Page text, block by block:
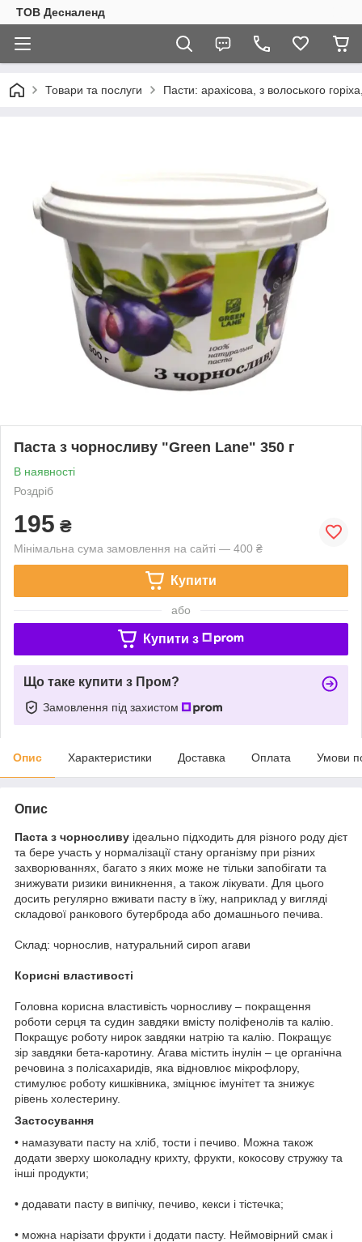
ТОВ Десналенд
Товари та послуги Пасти: арахісова, з волоського
Паста з чорносливу "Green Lane" 350 г
В наявності
Роздріб
195 ₴
Мінімальна сума замовлення на сайті — 400 ₴
Купити
або
Купити з
Що таке купити з Пром?
Замовлення під захистом
Опис Характеристики Доставка Оплата Умови
Опис
Паста з чорносливу ідеально підходить для різного роду дієт
та бере участь у нормалізації стану організму при різних
захворюваннях, багато з яких може не тільки запобігати та
знижувати ризики виникнення, а також лікувати. Для цього
досить регулярно вживати пасту в їжу, наприклад у вигляді
складової ранкового бутерброда або домашнього печива.
Склад: чорнослив, натуральний сироп агави
Корисні властивості
Головна корисна властивість чорносливу – покращення
роботи серця та судин завдяки вмісту поліфенолів та калію.
Покращує роботу нирок завдяки натрію та калію. Покращує
зір завдяки бета-каротину. Агава містить інулін – це органічна
речовина з полісахаридів, яка відновлює мікрофлору,
стимулює роботу кишківника, зміцнює імунітет та знижує
рівень холестерину.
Застосування
• намазувати пасту на хліб, тости і печиво. Можна також
додати зверху шоколадну крихту, фрукти, кокосову стружку та
інші продукти;
• додавати пасту в випічку, печиво, кекси і тістечка;
• можна нарізати фрукти і додати пасту. Неймовірний смак і